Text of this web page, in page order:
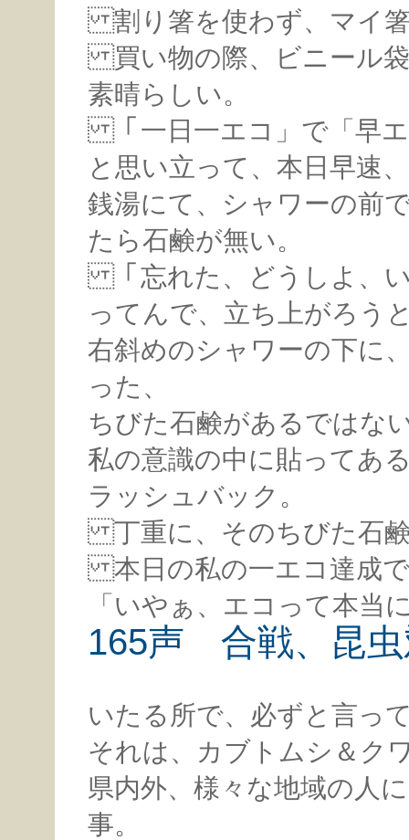
割り箸を使わず、マイ
買い物の際、ビニール
素晴らしい。
「一日一エコ」で「早エ
と思い立って、本日早速
銭湯にて、シャワーの前
たら石鹸が無い。
「忘れた、どうしよ、
ってんで、立ち上がろう
右斜めのシャワーの下に
った、
ちびた石鹸があるではな
私の意識の中に貼ってあ
ラッシュバック。
丁重に、そのちびた石
本日の私の一エコ達成
「いやぁ、エコって本当
165声 合戦、昆虫
いたる所で、必ずと言っ
それは、カブトムシ＆ク
県内外、様々な地域の人
事。